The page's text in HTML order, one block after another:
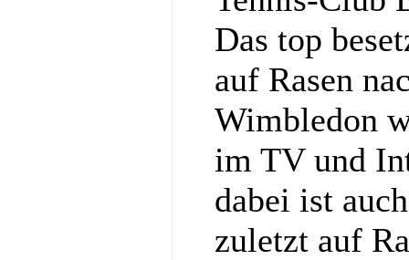
Das top
auf Rasen
Wimbledon
im TV und
dabei ist
zuletzt auf